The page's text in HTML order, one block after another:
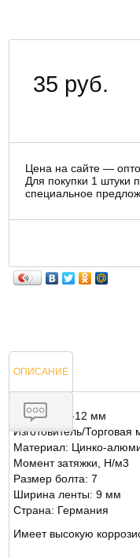
35 руб.
Цена на сайте —
Для покупки 1 штуки
специальное
ОПИСАНИЕ
ОТЗЫВЫ
Диаметр: 8-12 мм
Изготовитель/Торговая
Материал: Цинко-
Момент затяжки, Н/м3
Размер болта: 7
Ширина ленты: 9 мм
Страна: Германия
Имеет высокую